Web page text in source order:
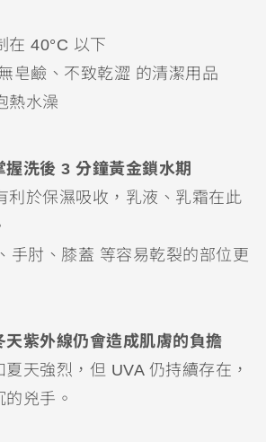
在 40°C 以下
皂鹼、不致乾澀 的清潔用品
熱水澡
洗後 3 分鐘黃金鎖水期
利於保濕吸收，乳液、乳霜在此
手肘、膝蓋 等容易乾裂的部位更
天紫外線仍會造成肌膚的負擔
天強烈，但 UVA 仍持續存在，
兇手。